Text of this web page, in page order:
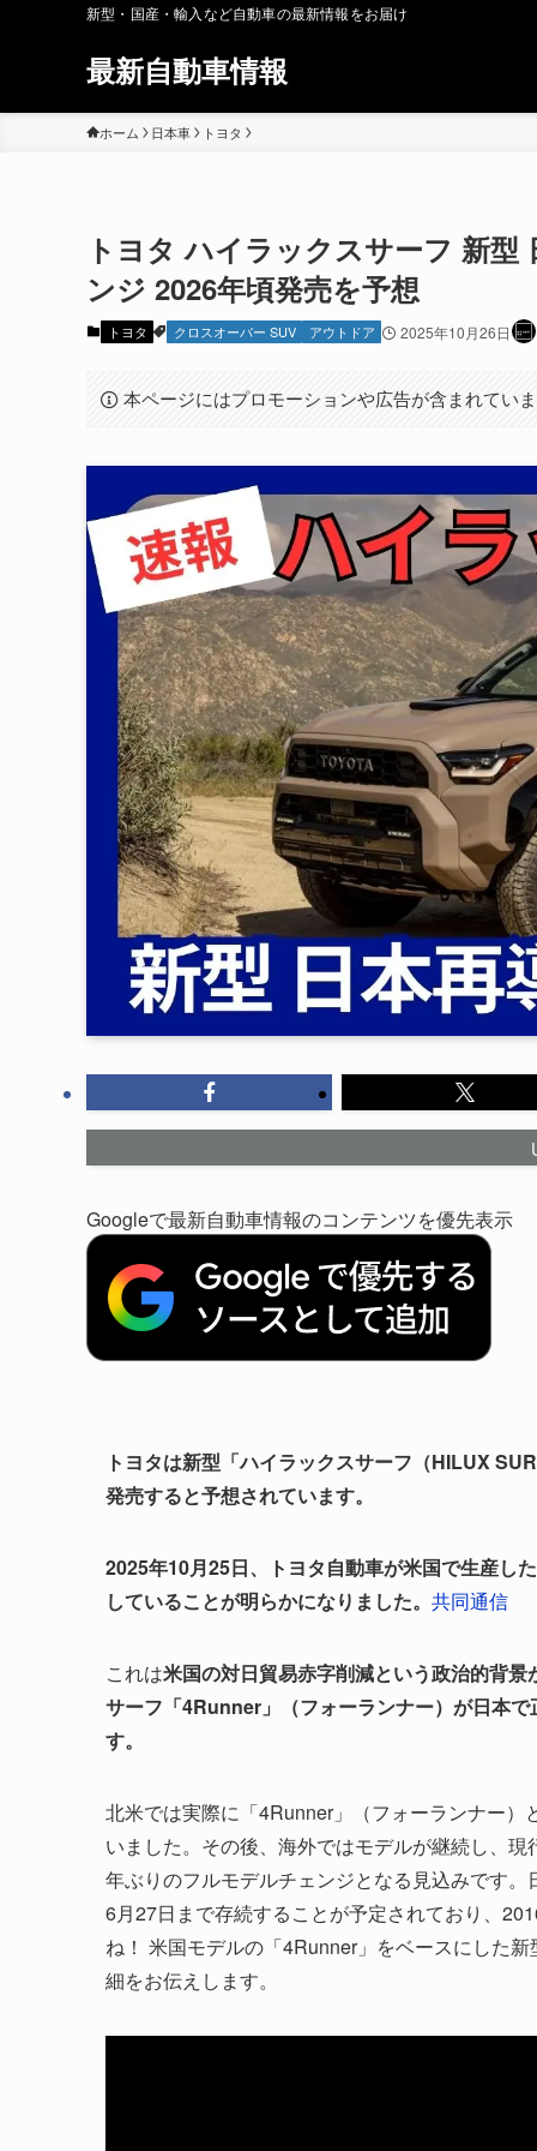
新型・国産・輸入など自動車の最新情報をお届け
最新自動車情報
ホーム 日本車 トヨタ
トヨタ ハイラックスサーフ 新
ンジ 2026年頃発売を予想
トヨタ クロスオーバー SUV アウトドア 2025年10月26日
本ページにはプロモーションや広告が含まれてい
Googleで最新自動車情報のコンテンツを優先表示
トヨタは新型「ハイラックスサーフ（HILUX
発売すると予想されています。
2025年10月25日、トヨタ自動車が米国で生産し
していることが明らかになりました。 共同通信
これは米国の対日貿易赤字削減という政治的背
サーフ「4Runner」（フォーランナー）が日本
す。
北米では実際に「4Runner」（フォーランナー
いました。その後、海外ではモデルが継続し、
年ぶりのフルモデルチェンジとなる見込みです
6月27日まで存続することが予定されており、
ね！ 米国モデルの「4Runner」をベースにした
細をお伝えします。